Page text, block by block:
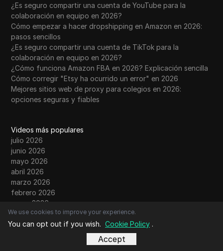
¿Es seguro compartir una cuenta de YouTube para la
colaboración en equipo en 2026?
Cómo empezar a hacer dropshipping en Amazon en 2026:
pasos sencillos
¿Es seguro compartir una cuenta de TikTok para la
colaboración en equipo en 2026?
¿Cómo funciona Amazon FBA en 2026? Explicación sencilla
Cómo corregir "Etsy ha ocurrido un error" en 2026
Mejores sitios web de proxy para colegios en 2026:
opciones seguras y fiables
Videos más populares
julio 2026
junio 2026
mayo 2026
abril 2026
marzo 2026
febrero 2026
enero 2026
diciembre 2025
noviembre 2025
We use cookies to improve your experience.
You can opt out if you wish. Cookie Policy .
Accept